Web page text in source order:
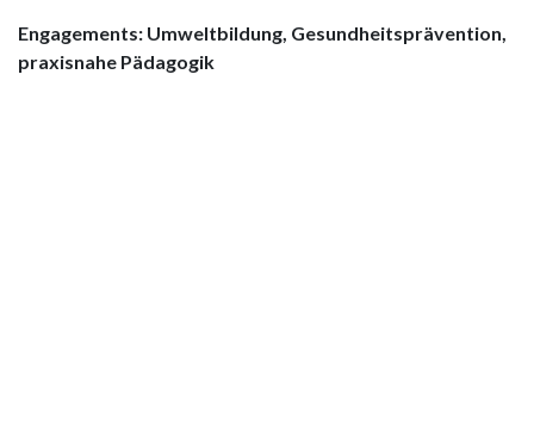
Engagements: Umweltbildung, Gesundheitsprävention,
praxisnahe Pädagogik